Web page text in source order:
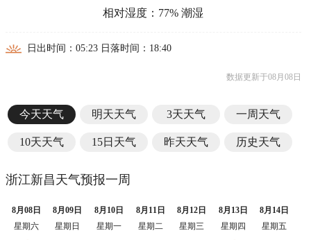
相对湿度：77% 潮湿
日出时间：05:23 日落时间：18:40
数据更新于08月08日
今天天气 明天天气 3天天气 一周天气
10天天气 15日天气 昨天天气 历史天气
浙江新昌天气预报一周
8月08日 8月09日 8月10日 8月11日 8月12日 8月13日
8月14日
星期六
星期日 星期一 星期二 星期三 星期四 星期五